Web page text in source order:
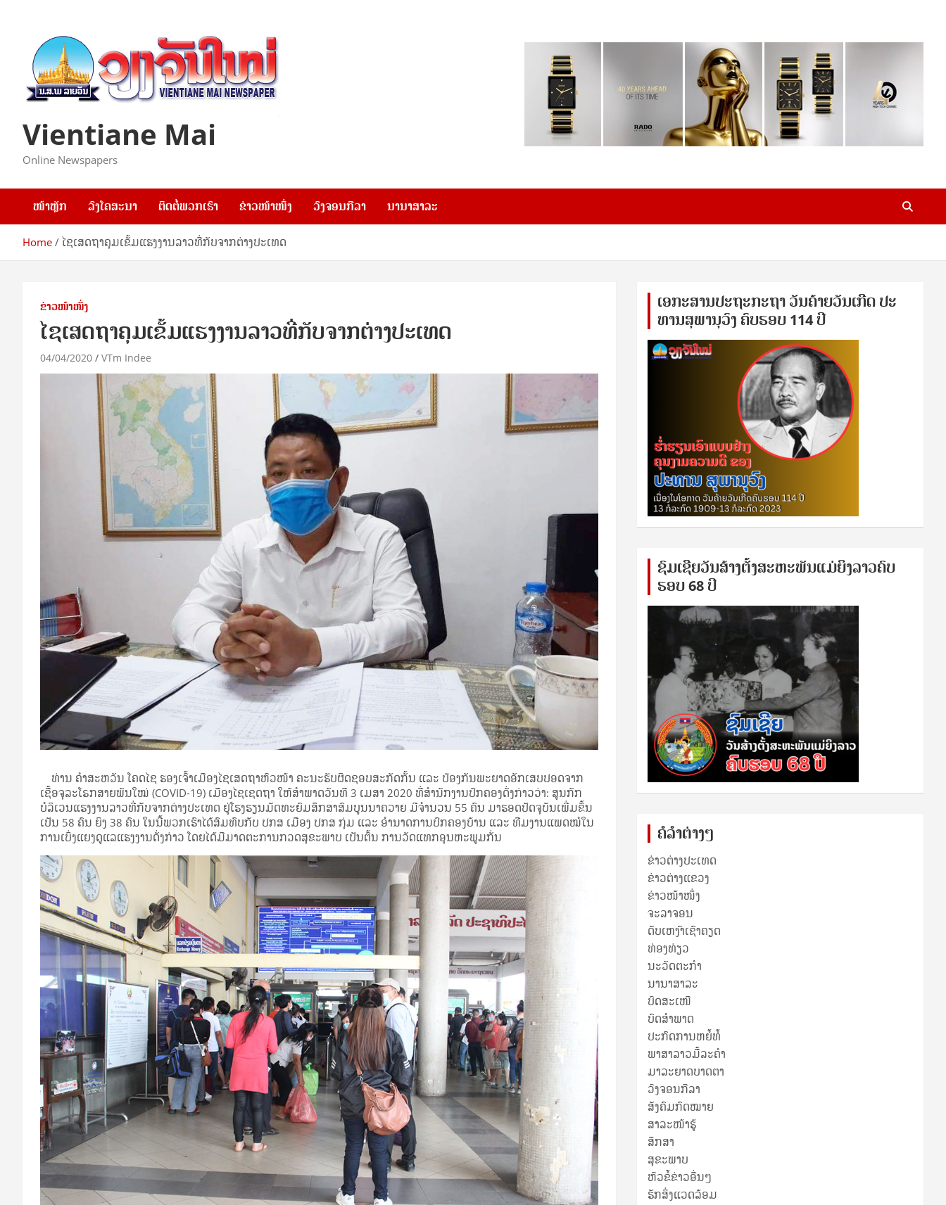
Vientiane Mai
Online Newspapers
ໜ້າຫຼັກ ລົງໂຄສະນາ ຕິດຕໍ່ພວກເຮົາ ຂ່າວໜ້າໜຶ່ງ ວົງຈອນກີລາ ນານາສາລະ
Home ໄຊເສດຖາຄຸມເຂັ້ມແຮງງານລາວທີ່ກັບຈາກຕ່າງປະເທດ
ຂ່າວໜ້າໜຶ່ງ
ໄຊເສດຖາຄຸມເຂັ້ມແຮງງານລາວທີ່ກັບຈາກຕ່າງປະເທດ
04/04/2020 VTm Indee
ທ່ານ ຄໍາສະຫວັນ ໂຄດໄຊ ຮອງເຈົ້າເມືອງໄຊເສດຖາຫົວໜ້າ ຄະນະຮັບຜິດຊອບສະກັດກັ້ນ ແລະ ປ້ອງກັນພະຍາດອັກເສບປອດຈາກ
ເຊື້ອຈຸລະໂຣກສາຍພັນໃໝ່ (COVID-19) ເມືອງໄຊເຊດຖາ ໃຫ້ສໍາພາດວັນທີ 3 ເມສາ 2020 ທີ່ສໍານັກງານປົກຄອງດັ່ງກ່າວວ່າ: ສູນກັກ
ບໍລິເວນແຮງງານລາວທີ່ກັບຈາກຕ່າງປະເທດ ຢູ່ໂຮງຮຽນມັດທະຍົມສຶກສາສົມບູນນາຄວາຍ ມີຈໍານວນ 55 ຄົນ ມາຮອດປັດຈຸບັນເພີ່ມຂຶ້ນ
ເປັນ 58 ຄົນ ຍິງ 38 ຄົນ ໃນນີ້ພວກເຮົາໄດ້ສົມທົບກັບ ປກສ ເມືອງ ປກສ ກຸ່ມ ແລະ ອໍານາດການປົກຄອງບ້ານ ແລະ ທີມງານແພດໝໍໃນ
ການເບິ່ງແຍງດູແລແຮງງານດັ່ງກ່າວ ໂດຍໄດ້ມີມາດຕະການກວດສຸຂະພາບ ເປັນຕົ້ນ ການວັດແທກອຸນຫະພູມກັ່ນ
ເອ​ກະ​ສານ​ປະ​ຖະ​ກະ​ຖ​າ ວັນ​ຄ້າຍ​ວັນ​ເກີດ ປ​ະ​
ທານ​ສຸ​ພາ​ນຸ​ວົງ ຄົບ​ຮອບ 114 ປີ
ຊົ​ມ​ເຊີຍ​ວັນ​ສ້າງ​ຕັ້ງ​ສະ​ຫະ​ພັນ​ແມ່​ຍິງ​​ລາວຄົບ​
ຮອບ 68 ປິ
ຄໍລຳຕ່າງໆ
ຂ່າວຕ່າງປະເທດ
ຂ່າວ​ຕ່າງ​ແຂວງ
ຂ່າວໜ້າໜຶ່ງ
ຈະລາຈອນ
ດັບເຫງົາເຊົາຄຽດ
ທ່ອງທ່ຽວ
ນະວັດຕະກໍາ
ນານາສາລະ
ບົດສະເໜີ
ບົດສໍາພາດ
ປະກົດການຫຍໍ້ທໍ້
ພາສາລາວມື້ລະຄຳ
ມາລະຍາດບາດຕາ
ວົງຈອນກີລາ
ສັງຄົມກົດໝາຍ
ສາລະໜ້າຮູ້
ສຶກສາ
ສຸ​ຂະ​ພາບ
ຫົວຂໍ້ຂ່າວອື່ນໆ
ຮັກສິ່ງແວດລ້ອມ